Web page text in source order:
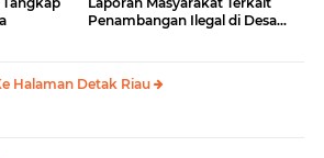
Penambangan Ilegal di Desa
Halaman Detak Riau